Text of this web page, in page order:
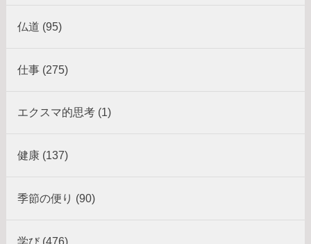
仏道 (95)
仕事 (275)
エクスマ的思考 (1)
健康 (137)
季節の便り (90)